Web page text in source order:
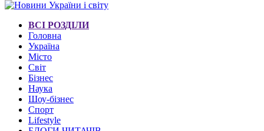
ВСІ РОЗДІЛИ
Головна
Україна
Місто
Світ
Бізнес
Наука
Шоу-бізнес
Спорт
Lifestyle